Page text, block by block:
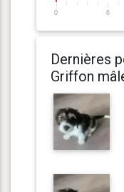
0 6
Dernières
Griffon